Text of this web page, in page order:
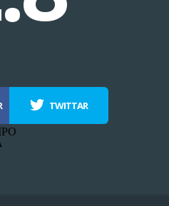
TWITTAR